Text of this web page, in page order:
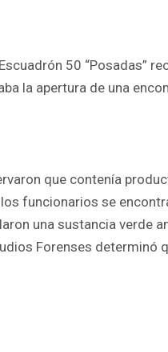
50 “Posadas”
la apertura de una
que contenía
funcionarios se
una sustancia verde
Forenses determinó